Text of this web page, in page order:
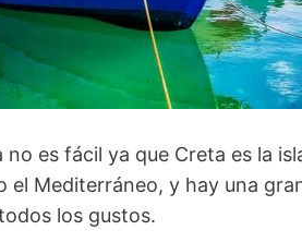
no es fácil ya que Creta es la
el Mediterráneo, y hay una
los gustos.